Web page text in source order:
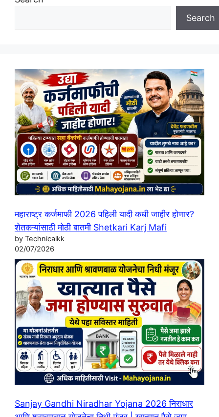
Search
महाराष्ट्र कर्जमाफी 2026 पहिली यादी कधी जाहीर होणार?
शेतकऱ्यांसाठी मोठी बातमी Shetkari Karj Mafi
by Technicalkk
02/07/2026
Sanjay Gandhi Niradhar Yojana 2026 निराधार